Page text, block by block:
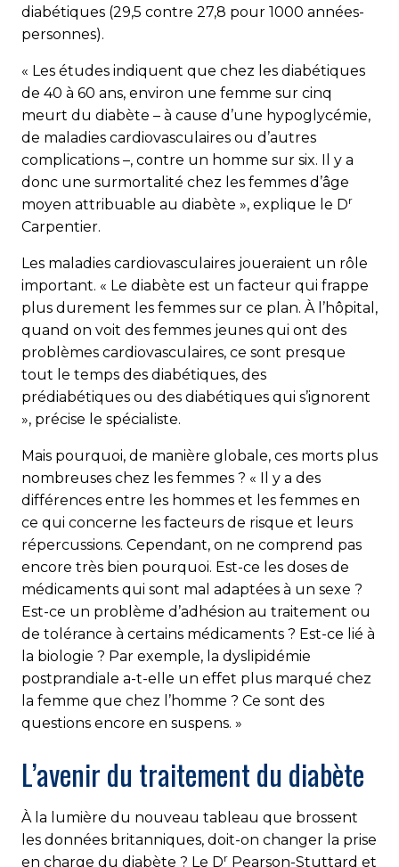
diabétiques (29,5 contre 27,8 pour 1000 années-
personnes).
« Les études indiquent que chez les diabétiques
de 40 à 60 ans, environ une femme sur cinq
meurt du diabète – à cause d’une hypoglycémie,
de maladies cardiovas­culaires ou d’autres
complications –, contre un homme sur six. Il y a
donc une surmortalité chez les femmes d’âge
moyen attribuable au diabète », explique le Dr
Carpentier.
Les maladies cardiovasculaires joueraient un rôle
important. « Le diabète est un facteur qui frappe
plus durement les femmes sur ce plan. À l’hôpital,
quand on voit des femmes jeunes qui ont des
problèmes cardiovasculaires, ce sont presque
tout le temps des diabétiques, des
prédiabétiques ou des diabétiques qui s’ignorent
», précise le spécialiste.
Mais pourquoi, de manière globale, ces morts plus
nombreuses chez les femmes ? « Il y a des
différences entre les hommes et les femmes en
ce qui concerne les facteurs de risque et leurs
répercussions. Cependant, on ne comprend pas
encore très bien pourquoi. Est-ce les doses de
médicaments qui sont mal adaptées à un sexe ?
Est-ce un problème d’adhésion au traitement ou
de tolérance à certains médicaments ? Est-ce lié à
la biologie ? Par exemple, la dyslipidémie
postprandiale a-t-elle un effet plus marqué chez
la femme que chez l’homme ? Ce sont des
questions encore en suspens. »
L’avenir du traitement du diabète
À la lumière du nouveau tableau que brossent
les données britanniques, doit-on changer la prise
en charge du diabète ? Le Dr Pearson-Stuttard et